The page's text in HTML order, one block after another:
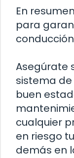
En
para
Asegúrate
sistema
buen
cualquier
en riesgo
demás en